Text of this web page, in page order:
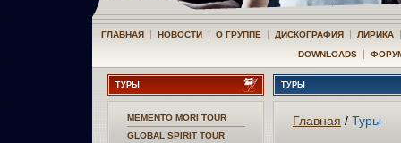
ГЛАВНАЯ | НОВОСТИ | О ГРУППЕ | ДИСКОГРАФИЯ | ЛИРИКА
DOWNLOADS |
ТУРЫ
MEMENTO MORI TOUR
GLOBAL SPIRIT TOUR
ТУРЫ
Главная / Туры